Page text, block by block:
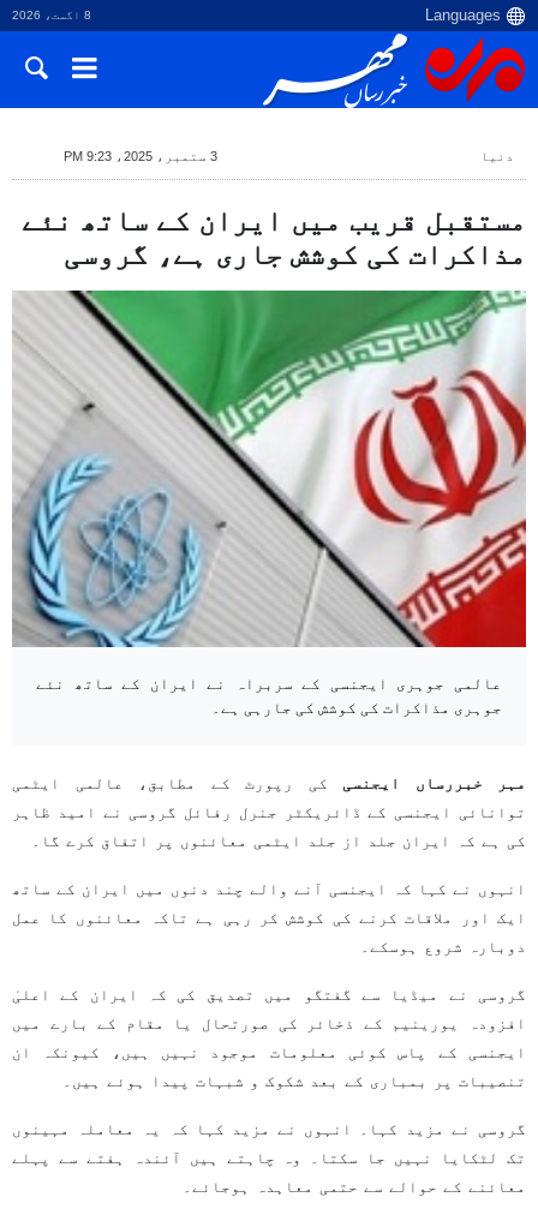
8 اگست، 2026
دنیا 3 ستمبر، 2025، 9:23 PM
مستقبل قریب میں ایران کے ساتھ نئے
مذاکرات کی کوشش جاری ہے، گروسی
عالمی جوہری ایجنسی کے سربراہ نے ایران کے ساتھ نئے
جوہری مذاکرات کی کوشش کی جارہی ہے۔
مہر خبررساں ایجنسی کی رپورٹ کے مطابق، عالمی ایٹمی
توانائی ایجنسی کے ڈائریکٹر جنرل رفائل گروسی نے امید ظاہر
کی ہے کہ ایران جلد از جلد ایٹمی معائنوں پر اتفاق کرے گا۔
انہوں نے کہا کہ ایجنسی آنے والے چند دنوں میں ایران کے ساتھ
ایک اور ملاقات کرنے کی کوشش کر رہی ہے تاکہ معائنوں کا عمل
دوبارہ شروع ہوسکے۔
گروسی نے میڈیا سے گفتگو میں تصدیق کی کہ ایران کے اعلیٰ
افزودہ یورینیم کے ذخائر کی صورتحال یا مقام کے بارے میں
ایجنسی کے پاس کوئی معلومات موجود نہیں ہیں، کیونکہ ان
تنصیبات پر بمباری کے بعد شکوک و شبہات پیدا ہوئے ہیں۔
گروسی نے مزید کہا۔ انہوں نے مزید کہا کہ یہ معاملہ مہینوں
تک لٹکایا نہیں جا سکتا۔ وہ چاہتے ہیں آئندہ ہفتے سے پہلے
معائنے کے حوالے سے حتمی معاہدہ ہوجائے۔